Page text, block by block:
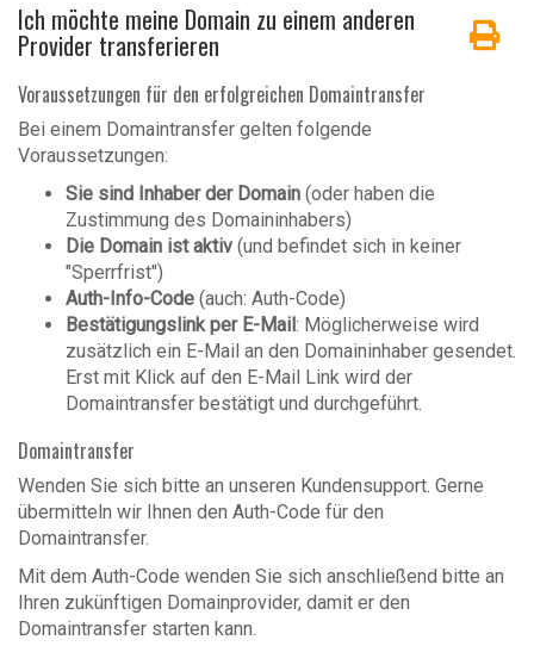
Ich möchte meine Domain zu einem anderen
Provider transferieren
Voraussetzungen für den erfolgreichen Domaintransfer
Bei einem Domaintransfer gelten folgende
Voraussetzungen:
Sie sind Inhaber der Domain (oder haben die
Zustimmung des Domaininhabers)
Die Domain ist aktiv (und befindet sich in keiner
"Sperrfrist")
Auth-Info-Code (auch: Auth-Code)
Bestätigungslink per E-Mail: Möglicherweise wird
zusätzlich ein E-Mail an den Domaininhaber gesendet.
Erst mit Klick auf den E-Mail Link wird der
Domaintransfer bestätigt und durchgeführt.
Domaintransfer
Wenden Sie sich bitte an unseren Kundensupport. Gerne
übermitteln wir Ihnen den Auth-Code für den
Domaintransfer.
Mit dem Auth-Code wenden Sie sich anschließend bitte an
Ihren zukünftigen Domainprovider, damit er den
Domaintransfer starten kann.